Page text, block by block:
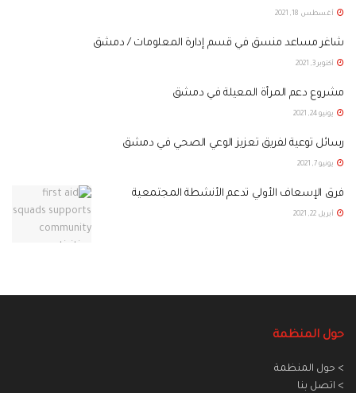
أغسطس 18, 2021
شاغر مساعد منسق في قسم إدارة المعلومات / دمشق
أكتوبر 3, 2021
مشروع دعم المرأة المعيلة في دمشق
يونيو 24, 2021
رسائل توعية لفريق تعزيز الوعي الصحي في دمشق
يونيو 7, 2021
فرق الإسعاف الأولي تدعم الأنشطة المجتمعية
أبريل 22, 2021
حول المنظمة
> حول المنظمة
> اتصل بنا